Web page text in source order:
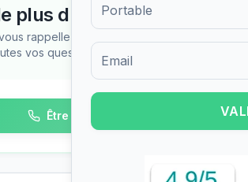
plus d'informations ?
rappelle gratuitement pour
vos questions
Être rappelé
Formulaire d'inscription pour